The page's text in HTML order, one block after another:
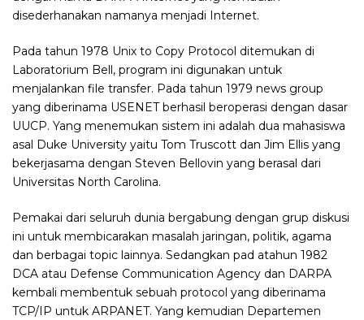
disederhanakan namanya menjadi Internet.
Pada tahun 1978 Unix to Copy Protocol ditemukan di
Laboratorium Bell, program ini digunakan untuk
menjalankan file transfer. Pada tahun 1979 news group
yang diberinama USENET berhasil beroperasi dengan dasar
UUCP. Yang menemukan sistem ini adalah dua mahasiswa
asal Duke University yaitu Tom Truscott dan Jim Ellis yang
bekerjasama dengan Steven Bellovin yang berasal dari
Universitas North Carolina.
Pemakai dari seluruh dunia bergabung dengan grup diskusi
ini untuk membicarakan masalah jaringan, politik, agama
dan berbagai topic lainnya. Sedangkan pad atahun 1982
DCA atau Defense Communication Agency dan DARPA
kembali membentuk sebuah protocol yang diberinama
TCP/IP untuk ARPANET. Yang kemudian Departemen